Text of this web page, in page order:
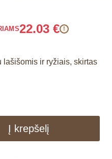
22.03€ !
lašišomis ir ryžiais, skirtas
Į krepšelį